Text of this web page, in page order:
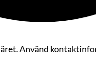
Använd